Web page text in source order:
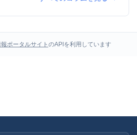
ポータルサイト のAPIを利用しています